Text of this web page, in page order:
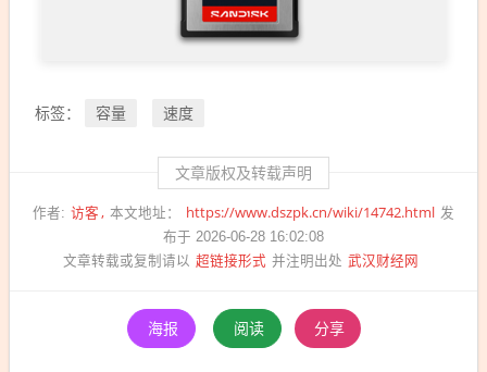
标签： 容量 速度
文章版权及转载声明
作者: 访客 本文地址： https://www.dszpk.cn/wiki/14742.html 发
布于 2026-06-28 16:02:08
文章转载或复制请以 超链接形式 并注明出处 武汉财经网
海报 阅读 分享